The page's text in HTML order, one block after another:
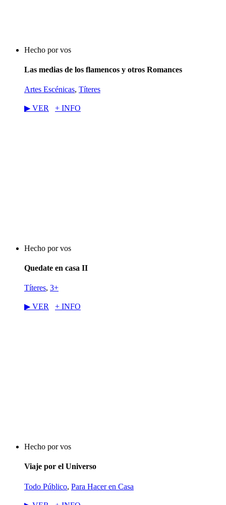
Hecho por vos
Las medias de los flamencos y otros Romances
Artes Escénicas, Títeres
▶︎ VER + INFO
Hecho por vos
Quedate en casa II
Títeres, 3+
▶︎ VER + INFO
Hecho por vos
Viaje por el Universo
Todo Público, Para Hacer en Casa